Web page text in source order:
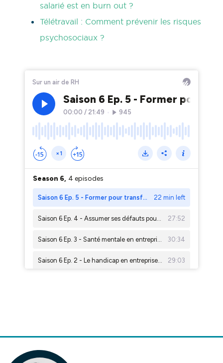
salarié est en burn out ?
Télétravail : Comment prévenir les risques
psychosociaux ?